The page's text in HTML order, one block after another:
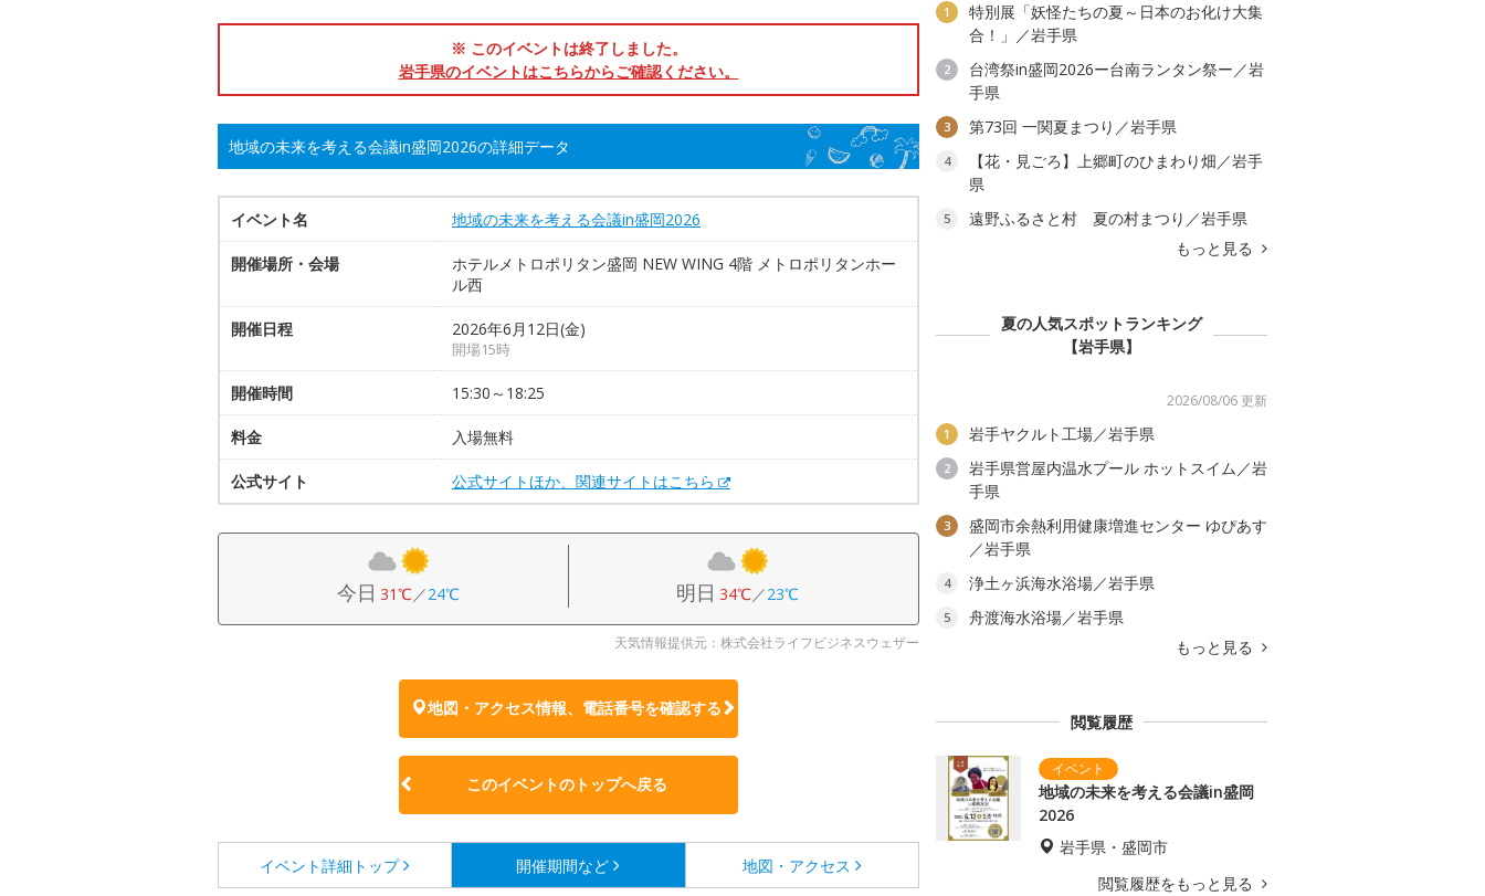
※ このイベントは終了しました。
岩手県のイベントはこちらからご確認ください。
地域の未来を考える会議in盛岡2026の詳細データ
イベント名 地域の未来を考える会議in盛岡2026
開催場所・会場
ホテルメトロポリタン盛岡 NEW WING 4階 メトロポリタンホー
ル西
開催日程 2026年6月12日(金)
開場15時
開催時間 15:30～18:25
料金 入場無料
公式サイト 公式サイトほか、関連サイトはこちら
今日 31℃／24℃ 明日 34℃／23℃
天気情報提供元：株式会社ライフビジネスウェザー
地図・アクセス情報、電話番号を確認する
このイベントのトップへ戻る
イベント詳細 トップ 開催期間など 地図・アクセス
1
特別展「妖怪たちの夏～日本のお化け大集
合！」／岩手県
2
台湾祭in盛岡2026ー台南ランタン祭ー／岩
手県
3 第73回 一関夏まつり／岩手県
4
【花・見ごろ】上郷町のひまわり畑／岩手
県
5
遠野ふるさと村 夏の村まつり／岩手県
もっと見る
夏の人気スポットランキング
【岩手県】
2026/08/06 更新
1 岩手ヤクルト工場／岩手県
2
岩手県営屋内温水プール ホットスイム／岩
手県
3
盛岡市余熱利用健康増進センター ゆぴあす
／岩手県
4 浄土ヶ浜海水浴場／岩手県
5
舟渡海水浴場／岩手県
もっと見る
閲覧履歴
地域の未来を考える会議in盛岡
2026
岩手県・盛岡市
閲覧履歴をもっと見る